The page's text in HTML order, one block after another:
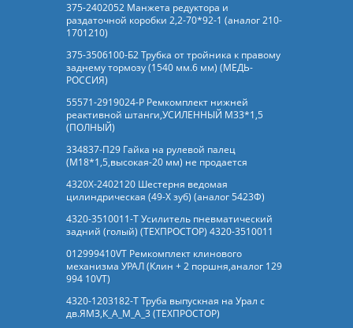
375-2402052 Манжета редуктора и
раздаточной коробки 2,2-70*92-1 (аналог 210-
1701210)
375-3506100-Б2 Трубка от тройника к правому
заднему тормозу (1540 мм.6 мм) (МЕДЬ-
РОССИЯ)
55571-2919024-Р Ремкомплект нижней
реактивной штанги,УСИЛЕННЫЙ М33*1,5
(ПОЛНЫЙ)
334837-П29 Гайка на рулевой палец
(М18*1,5,высокая-20 мм) не продается
4320Х-2402120 Шестерня ведомая
цилиндрическая (49-Х зуб) (аналог 5423Ф)
4320-3510011-Т Усилитель пневматический
задний (голый) (ТЕХПРОСТОР) 4320-3510011
012999410VT Ремкомплект клинового
механизма УРАЛ (Клин + 2 поршня,аналог 129
994 10VT)
4320-1203182-Т Труба выпускная на Урал с
дв.ЯМЗ,К_А_М_А_3 (ТЕХПРОСТОР)